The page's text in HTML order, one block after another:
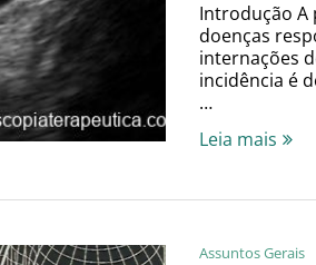
Introdução A
doenças
internações
incidência é
…
Leia mais
Assuntos Gerais